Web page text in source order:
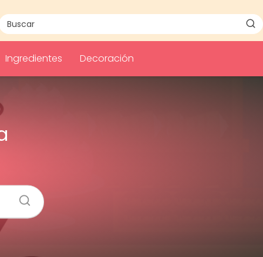
Ingredientes Decoración